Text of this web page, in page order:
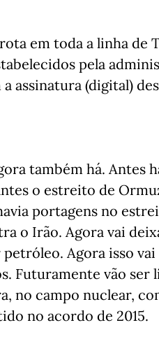
em toda a linha de
pela
assinatura (digital)
também há. Antes
o estreito de
portagens no
o Irão. Agora vai
Agora isso
Futuramente vão ser
no campo nuclear,
no acordo de 2015.